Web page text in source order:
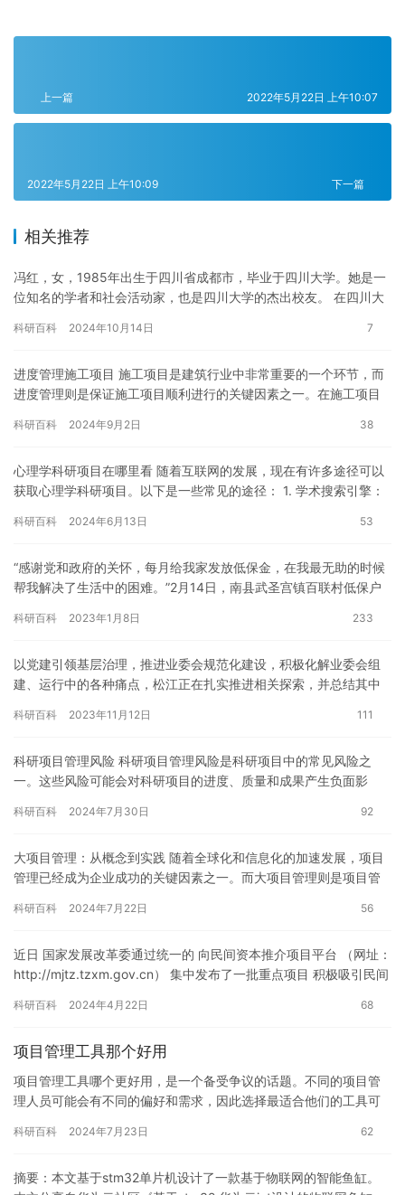
上一篇 2022年5月22日 上午10:07
下一篇
2022年5月22日 上午10:09
相关推荐
冯红，女，1985年出生于四川省成都市，毕业于四川大学。她是一
位知名的学者和社会活动家，也是四川大学的杰出校友。 在四川大
科研百科 2024年10月14日 7
进度管理施工项目 施工项目是建筑行业中非常重要的一个环节，而
进度管理则是保证施工项目顺利进行的关键因素之一。在施工项目
各项…
科研百科 2024年9月2日 38
心理学科研项目在哪里看 随着互联网的发展，现在有许多途径可以
获取心理学科研项目。以下是一些常见的途径： 1. 学术搜索引擎：
科研百科 2024年6月13日 53
“感谢党和政府的关怀，每月给我家发放低保金，在我最无助的时候
帮我解决了生活中的困难。”2月14日，南县武圣宫镇百联村低保户
科研百科 2023年1月8日 233
以党建引领基层治理，推进业委会规范化建设，积极化解业委会组
建、运行中的各种痛点，松江正在扎实推进相关探索，并总结其中
科研百科 2023年11月12日 111
科研项目管理风险 科研项目管理风险是科研项目中的常见风险之
一。这些风险可能会对科研项目的进度、质量和成果产生负面影
征、原因和…
科研百科 2024年7月30日 92
大项目管理：从概念到实践 随着全球化和信息化的加速发展，项目
管理已经成为企业成功的关键因素之一。而大项目管理则是项目管
理。本…
科研百科 2024年7月22日 56
近日 国家发展改革委通过统一的 向民间资本推介项目平台 （网址：
http://mjtz.tzxm.gov.cn） 集中发布了一批重点项目 积极吸引民间
科研百科 2024年4月22日 68
项目管理工具那个好用
项目管理工具哪个更好用，是一个备受争议的话题。不同的项目管
理人员可能会有不同的偏好和需求，因此选择最适合他们的工具可
理工具…
科研百科 2024年7月23日 62
摘要：本文基于stm32单片机设计了一款基于物联网的智能鱼缸。